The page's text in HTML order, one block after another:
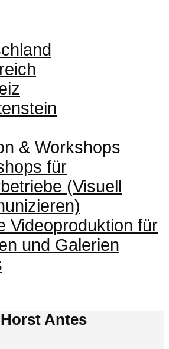
& Workshops
für
(Visuell
Videoproduktion für
und Galerien
Antes